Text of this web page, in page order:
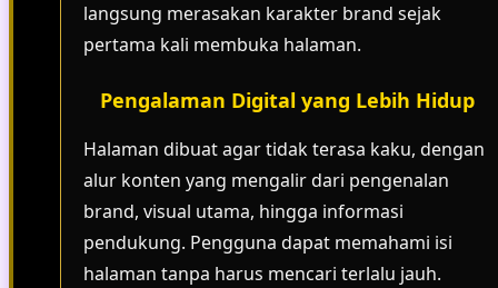
langsung merasakan karakter brand sejak
pertama kali membuka halaman.
Pengalaman Digital yang Lebih Hidup
Halaman dibuat agar tidak terasa kaku, dengan
alur konten yang mengalir dari pengenalan
brand, visual utama, hingga informasi
pendukung. Pengguna dapat memahami isi
halaman tanpa harus mencari terlalu jauh.